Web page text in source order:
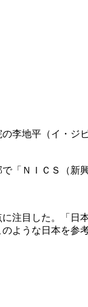
李地平（イ・
「ＮＩＣＳ（
注目した。「
ような日本を参